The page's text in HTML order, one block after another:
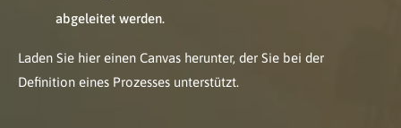
abgeleitet werden.
Laden Sie hier einen Canvas herunter, der Sie bei der
Definition eines Prozesses unterstützt.